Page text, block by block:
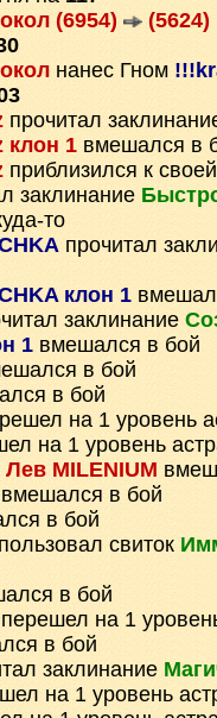
(6954) (5624)
нанес Гном
прочитал
клон 1 вмешался в
приблизился к
заклинание
то
прочитал
клон 1
заклинание
1 вмешался в бой
в бой
в бой
на 1 уровень
на 1 уровень
Лев MILENIUM
вмешался в бой
в бой
свиток
в бой
перешел на 1
в бой
заклинание
на 1 уровень